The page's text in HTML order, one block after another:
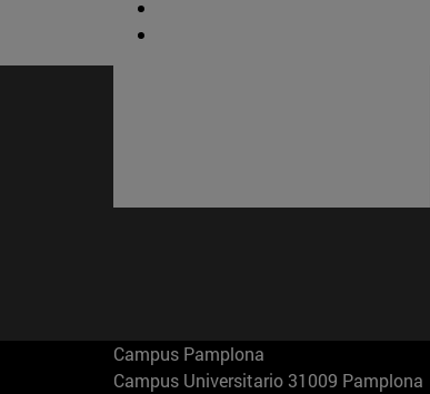
Campus Pamplona
Campus Universitario 31009 Pamplona